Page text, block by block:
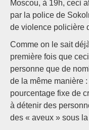
Moscou, à 19h, ceci
par la police de
de violence policière
Comme on le sait
première fois que
personne que de
de la même manière :
pourcentage fixe de
à détenir des
des « aveux » sous la